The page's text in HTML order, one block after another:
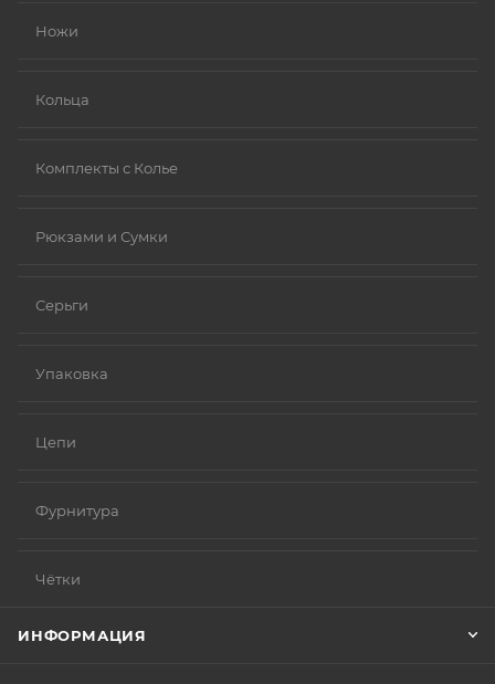
Ножи
Кольца
Комплекты с Колье
Рюкзами и Сумки
Серьги
Упаковка
Цепи
Фурнитура
Чётки
ИНФОРМАЦИЯ